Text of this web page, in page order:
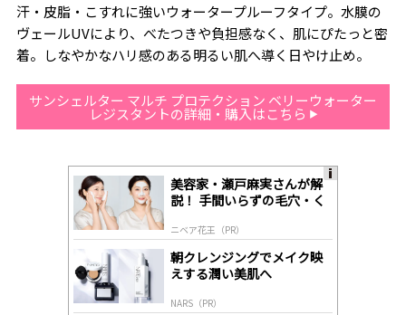
汗・皮脂・こすれに強いウォータープルーフタイプ。水膜の
ヴェールUVにより、べたつきや負担感なく、肌にぴたっと密
着。しなやかなハリ感のある明るい肌へ導く日やけ止め。
サンシェルター マルチ プロテクション ベリーウォーター
レジスタントの詳細・購入はこちら
美容家・瀬戸麻実さんが解
説！ 手間いらずの毛穴・く
ニベア花王（PR）
朝クレンジングでメイク映
えする潤い美肌へ
NARS（PR）